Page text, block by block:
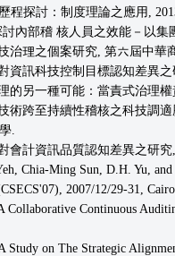
程探討：制度理論之應用,
內部稽 核人員之效能－以
治理之個案研究, 第六屆中
資訊科技控制目標認知差異
的另一種可能：當責式治理
跨至持續性稽核之科技調適
.
會計資訊品質認知差異之研
Chia-Ming Sun, D.H. Yu,
2007/12/29-31,
Collaborative Continuous
Study on The Strategic